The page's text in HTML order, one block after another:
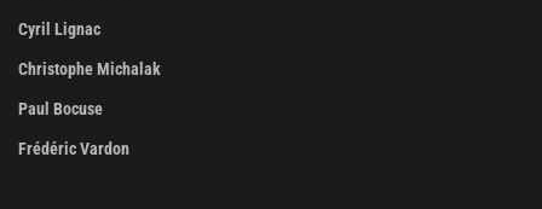
Cyril Lignac
Christophe Michalak
Paul Bocuse
Frédéric Vardon